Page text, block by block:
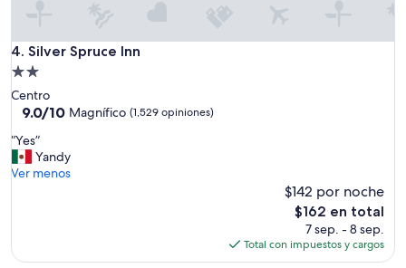
4. Silver Spruce Inn
Silver Spruce Inn
Propiedad
de
2.0
Centro
9.0
10,
Magnífico,
(1,529
9.0/10 Magnífico (1,529 opiniones)
“
Y
e
“Yes”
Yandy
Ver menos
$142 por noche
El
precio
actual
es
$162 en total
7 sep. - 8 sep.
Total con impuestos y cargos